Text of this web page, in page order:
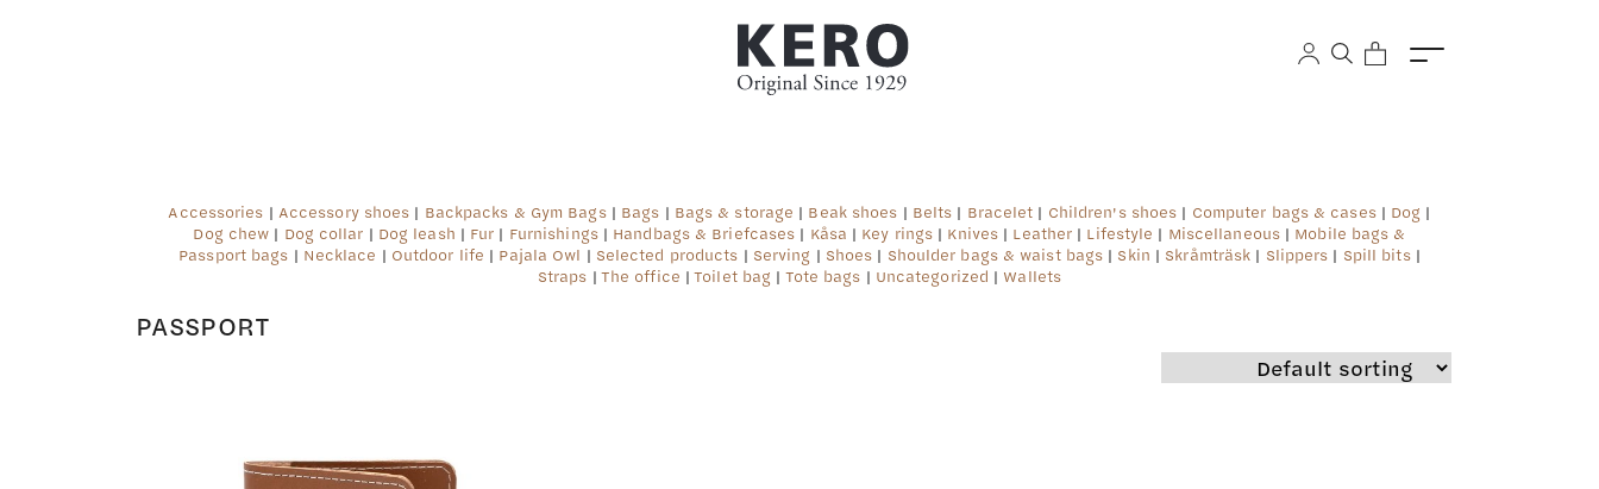
Accessories | Accessory shoes | Backpacks & Gym Bags| Bags | Bags & storage | Beak shoes | Belts | Bracelet | Children's shoes | Computer bags & cases| Dog |
Dog chew | Dog collar | Dog leash | Fur | Furnishings| Handbags & Briefcases | Kåsa | Key rings | Knives | Leather | Lifestyle | Miscellaneous| Mobile bags &
Passport bags | Necklace | Outdoor life | Pajala Owl | Selected products | Serving | Shoes | Shoulder bags & waist bags | Skin | Skråmträsk | Slippers | Spill bits|
Straps | The office |Toilet bag | Tote bags | Uncategorized | Wallets
PASSPORT